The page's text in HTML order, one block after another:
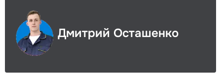
Дмитрий Осташенко